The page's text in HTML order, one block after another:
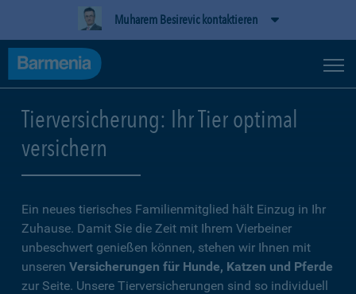
Muharem Besirevic kontaktieren
Tierversicherung: Ihr Tier optimal
versichern
Ein neues tierisches Familienmitglied hält Einzug in Ihr
Zuhause. Damit Sie die Zeit mit Ihrem Vierbeiner
unbeschwert genießen können, stehen wir Ihnen mit
unseren Versicherungen für Hunde, Katzen und Pferde
zur Seite. Unsere Tierversicherungen sind so individuell